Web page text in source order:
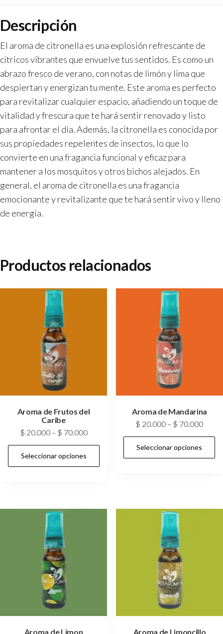
Descripción
El aroma de citronella es una explosión refrescante de
cítricos vibrantes que envuelve tus sentidos. Es como un
abrazo fresco de verano, con notas de limón y lima que
despiertan y energizan tu mente. Este aroma es perfecto
para revitalizar cualquier espacio, añadiendo un toque de
vitalidad y frescura que te hará sentir renovado y listo
para afrontar el día. Además, la citronella es conocida por
sus propiedades repelentes de insectos, lo que lo
convierte en una fragancia funcional y eficaz para
mantener a los mosquitos y otros bichos alejados. En
general, el aroma de citronella es una fragancia
emocionante y revitalizante que te hará sentir vivo y lleno
de energía.
Productos relacionados
Aroma de Frutos del
Caribe
$ 20.000– $ 70.000
Seleccionar opciones
Aroma de Mandarina
$ 20.000 – $ 70.000
Seleccionar opciones
Aroma de Limon Aroma de Limoncillo